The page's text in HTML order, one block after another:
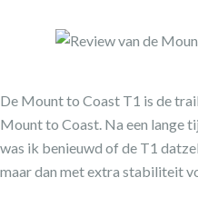
De Mount to Coast T1 is de
Mount to Coast. Na een lange
was ik benieuwd of de T1
maar dan met extra stabiliteit